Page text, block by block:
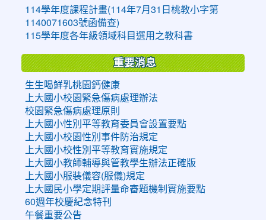
114學年度課程計畫(114年7月31日桃教小字第
1140071603號函備查)
115學年度各年級領域科目選用之教科書
重要消息
生生喝鮮乳桃園鈣健康
上大國小校園緊急傷病處理辦法
校園緊急傷病處理原則
上大國小性別平等教育委員會設置要點
上大國小校園性別事件防治規定
上大國小校性別平等教育實施規定
上大國小教師輔導與管教學生辦法正確版
上大國小服裝儀容(服儀)規定
上大國民小學定期評量命審題機制實施要點
60週年校慶紀念特刊
午餐重要公告